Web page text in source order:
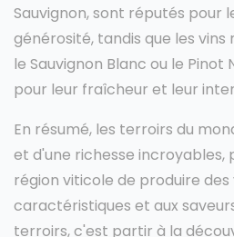
Sauvignon, sont réputés pour
générosité, tandis que les
le Sauvignon Blanc ou le Pinot
pour leur fraîcheur et leur
En résumé, les terroirs du
et d'une richesse
région viticole de produire des
caractéristiques et aux
terroirs, c'est partir à la